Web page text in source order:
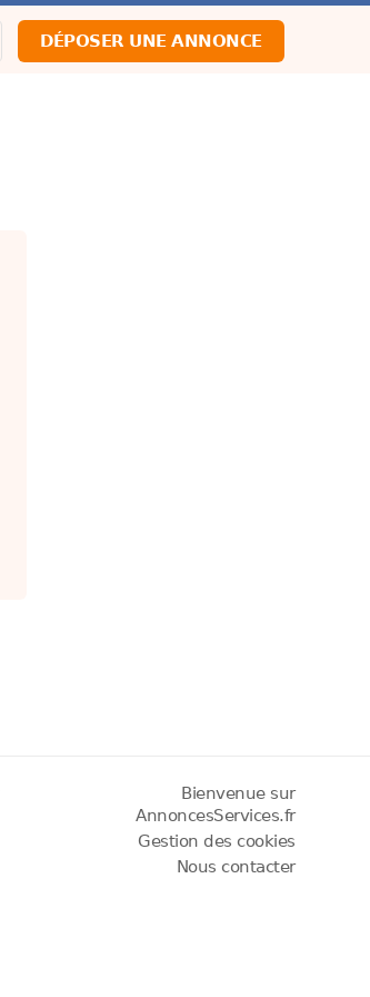
DÉPOSER UNE ANNONCE
Bienvenue sur
AnnoncesServices.fr
Gestion des cookies
Nous contacter